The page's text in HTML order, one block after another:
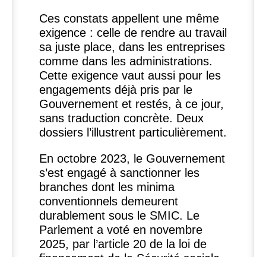
Ces constats appellent une même
exigence : celle de rendre au travail
sa juste place, dans les entreprises
comme dans les administrations.
Cette exigence vaut aussi pour les
engagements déjà pris par le
Gouvernement et restés, à ce jour,
sans traduction concrète. Deux
dossiers l’illustrent particulièrement.
En octobre 2023, le Gouvernement
s’est engagé à sanctionner les
branches dont les minima
conventionnels demeurent
durablement sous le SMIC. Le
Parlement a voté en novembre
2025, par l’article 20 de la loi de